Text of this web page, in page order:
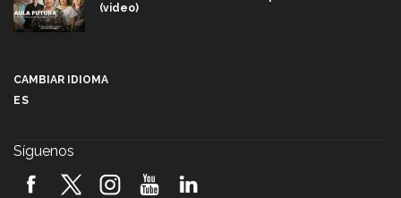
(video)
2026! (video)
CAMBIAR IDIOMA
ES
Síguenos